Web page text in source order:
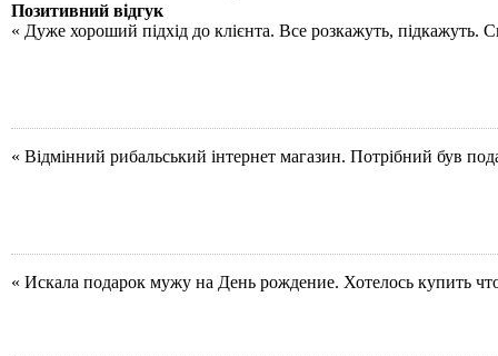
Позитивний відгук
« Дуже хороший підхід до клієнта. Все розкажуть, підкажуть.
« Відмінний рибальський інтернет магазин. Потрібний був
« Искала подарок мужу на День рождение. Хотелось купить